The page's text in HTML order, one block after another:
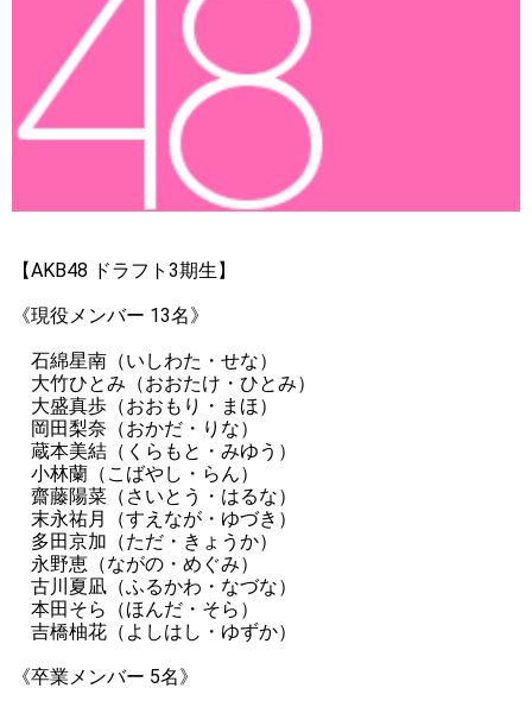
【AKB48 ドラフト3期生】
《現役メンバー 13名》
石綿星南（いしわた・せな）
大竹ひとみ（おおたけ・ひとみ）
大盛真歩（おおもり・まほ）
岡田梨奈（おかだ・りな）
蔵本美結（くらもと・みゆう）
小林蘭（こばやし・らん）
齋藤陽菜（さいとう・はるな）
末永祐月（すえなが・ゆづき）
多田京加（ただ・きょうか）
永野恵（ながの・めぐみ）
古川夏凪（ふるかわ・なづな）
本田そら（ほんだ・そら）
吉橋柚花（よしはし・ゆずか）
《卒業メンバー 5名》